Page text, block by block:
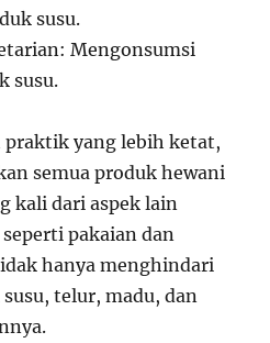
susu.
Mengonsumsi
susu.
praktik yang lebih ketat,
semua produk hewani
kali dari aspek lain
pakaian dan
hanya menghindari
telur, madu, dan